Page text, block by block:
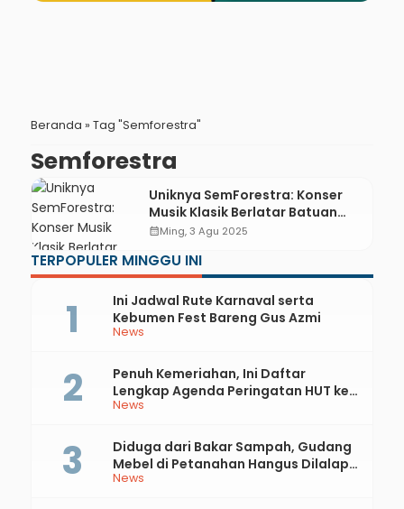
Beranda » Tag "Semforestra"
Semforestra
Uniknya SemForestra: Konser
Musik Klasik Berlatar Batuan
Alami Waduk Sempor
calendar_monthMing, 3 Agu 2025
TERPOPULER MINGGU INI
News
Ini Jadwal Rute Karnaval serta
Kebumen Fest Bareng Gus Azmi
News
Penuh Kemeriahan, Ini Daftar
Lengkap Agenda Peringatan HUT ke-
81 RI dan Hari Jadi ke-397 Kabupaten
News
Diduga dari Bakar Sampah, Gudang
Mebel di Petanahan Hangus Dilalap
Api